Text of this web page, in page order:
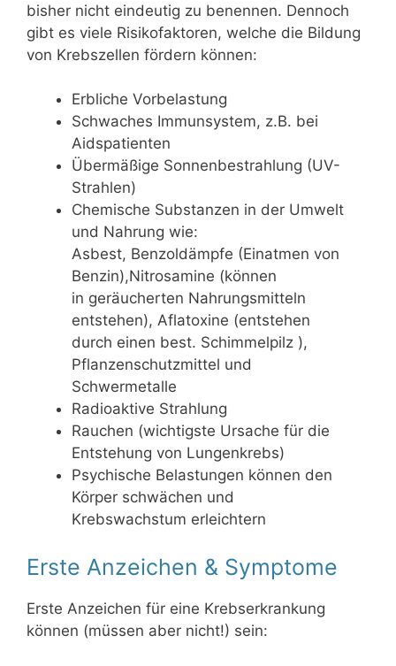
bisher nicht eindeutig zu benennen. Dennoch
gibt es viele Risikofaktoren, welche die Bildung
von Krebszellen fördern können:
Erbliche Vorbelastung
Schwaches Immunsystem, z.B. bei
Aidspatienten
Übermäßige Sonnenbestrahlung (UV-
Strahlen)
Chemische Substanzen in der Umwelt
und Nahrung wie:
Asbest, Benzoldämpfe (Einatmen von
Benzin),Nitrosamine (können
in geräucherten Nahrungsmitteln
entstehen), Aflatoxine (entstehen
durch einen best. Schimmelpilz ),
Pflanzenschutzmittel und
Schwermetalle
Radioaktive Strahlung
Rauchen (wichtigste Ursache für die
Entstehung von Lungenkrebs)
Psychische Belastungen können den
Körper schwächen und
Krebswachstum erleichtern
Erste Anzeichen & Symptome
Erste Anzeichen für eine Krebserkrankung
können (müssen aber nicht!) sein: